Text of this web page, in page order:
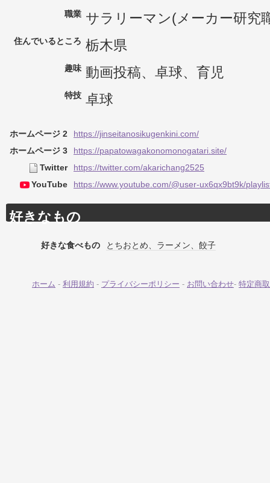
職業 サラリーマン(メーカー研究
住んでいるところ 栃木県
趣味 動画投稿、卓球、育児
特技 卓球
ホームページ 2
https://jinseitanosikugenkini.com/
ホームページ 3
https://papatowagakonomonogatari.site/
Twitter
https://twitter.com/akarichang2525
YouTube
https://www.youtube.com/@user-ux6qx9bt9k/
好きなもの
好きな食べもの とちおとめ、ラーメン、餃子
ホーム - 利用規約 - プライバシーポリシー - お問い合わせ- 特定商